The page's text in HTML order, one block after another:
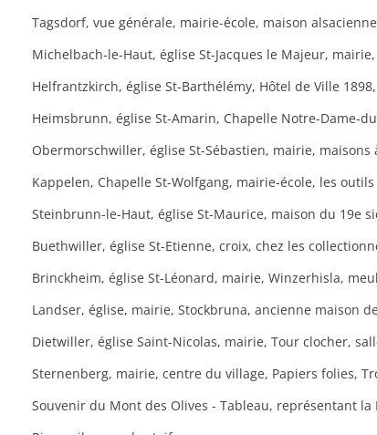
Tagsdorf, vue générale, mairie-école, maison alsacienne